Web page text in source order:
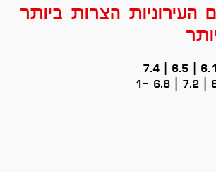
הצרות ביותר